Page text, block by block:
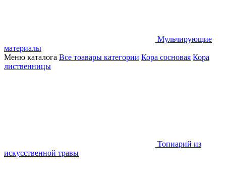
Мульчирующие
материалы
Меню каталога Все тоавары категории Кора сосновая Кора
лиственницы
Топиарий из
искусственной травы